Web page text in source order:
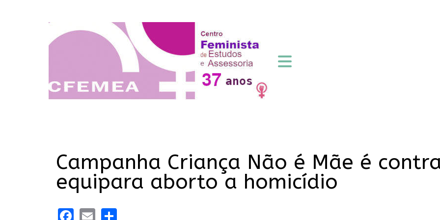
Campanha Criança Não é Mãe é
equipara aborto a homicídio
Facebook
Email